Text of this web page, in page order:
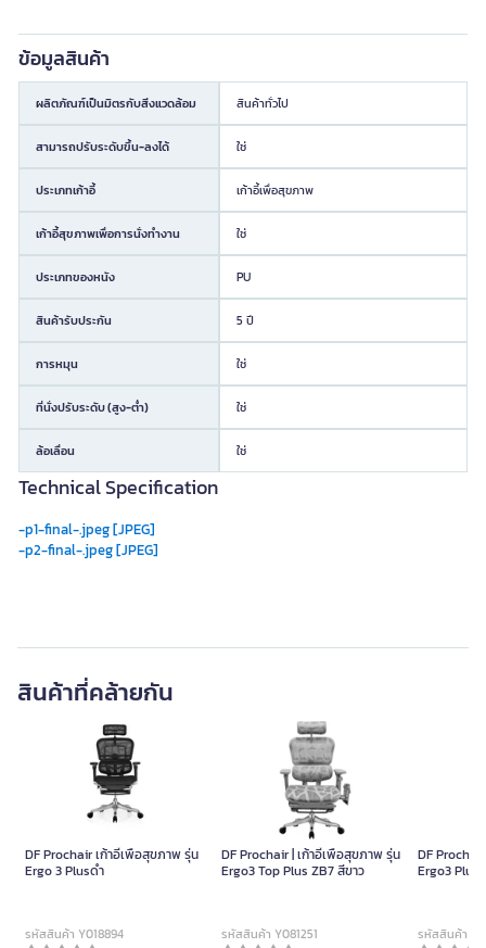
ข้อมูลสินค้า
ผลิตภัณฑ์เป็นมิตรกับสิ่งแวดล้อม สินค้าทั่วไป
สามารถปรับระดับขึ้น-ลงได้ ใช่
ประเภทเก้าอี้ เก้าอี้เพื่อสุขภาพ
เก้าอี้สุขภาพเพื่อการนั่งทำงาน ใช่
ประเภทของหนัง PU
สินค้ารับประกัน 5 ปี
การหมุน ใช่
ที่นั่งปรับระดับ (สูง-ต่ำ) ใช่
ล้อเลื่อน ใช่
Technical Specification
-p1-final-.jpeg [JPEG]
-p2-final-.jpeg [JPEG]
สินค้าที่คล้ายกัน
DF Prochair เก้าอี้เพื่อสุขภาพ รุ่น
Ergo 3 Plusดำ
รหัสสินค้า Y018894
DF Prochair | เก้าอี้เพื่อสุขภาพ รุ่น
Ergo3 Top Plus ZB7 สีขาว
รหัสสินค้า Y081251
DF
Ergo3 Plus
รหัสสินค้า